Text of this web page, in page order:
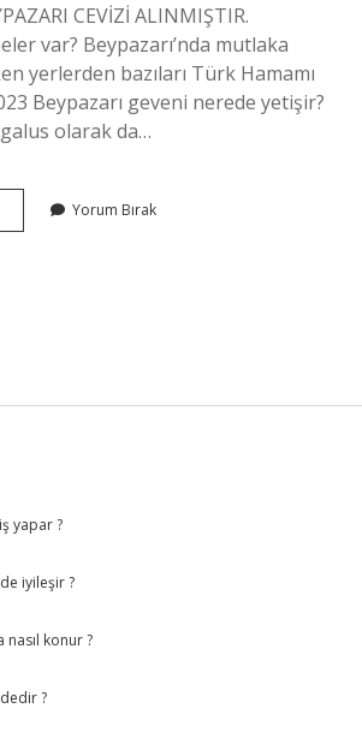
CEVİZİ ALINMIŞTIR.
var? Beypazarı’nda mutlaka
yerlerden bazıları Türk Hamamı
Beypazarı geveni nerede yetişir?
olarak da…
BeypazarındaYorum Bırak
yapar ?
iyileşir ?
konur ?
?